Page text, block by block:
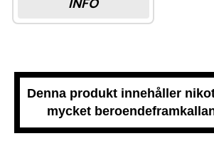
INFO
Denna produkt innehåller
mycket